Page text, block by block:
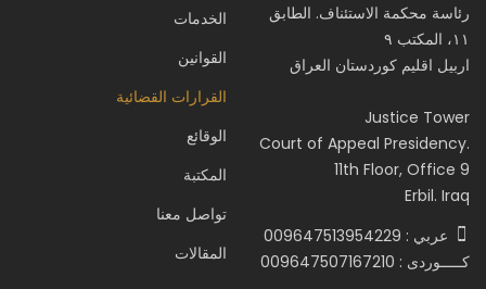
رئاسة محكمة الاستئناف. الطابق
١١، المكتب ٩
اربيل اقليم كوردستان العراق
Justice Tower
Court of Appeal Presidency.
11th Floor, Office 9
Erbil. Iraq
عربي : 009647513954229
كـــــوردى : 009647507167210
الخدمات
القوانين
القرارات القضائية
الوقائع
المكتبة
تواصل معنا
المقالات